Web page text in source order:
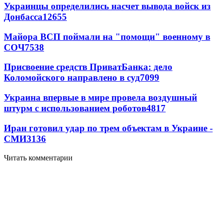
Украинцы определились насчет вывода войск из
Донбасса12655
Майора ВСП поймали на "помощи" военному в
СОЧ7538
Присвоение средств ПриватБанка: дело
Коломойского направлено в суд7099
Украина впервые в мире провела воздушный
штурм с использованием роботов4817
Иран готовил удар по трем объектам в Украине -
СМИ3136
Читать комментарии